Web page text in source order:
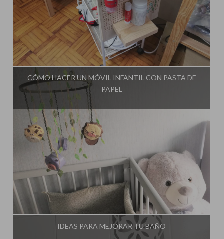
Influencer:El Taller de Ire
CÓMO HACER UN MÓVIL INFANTIL CON PASTA DE
PAPEL
Influencer: El Taller de Ire
IDEAS PARA MEJORAR TU BAÑO